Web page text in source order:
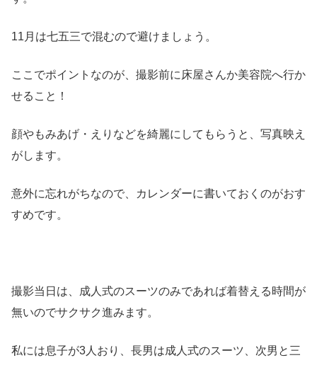
11月は七五三で混むので避けましょう。
ここでポイントなのが、撮影前に床屋さんか美容院へ行か
せること！
顔やもみあげ・えりなどを綺麗にしてもらうと、写真映え
がします。
意外に忘れがちなので、カレンダーに書いておくのがおす
すめです。
撮影当日は、成人式のスーツのみであれば着替える時間が
無いのでサクサク進みます。
私には息子が3人おり、長男は成人式のスーツ、次男と三